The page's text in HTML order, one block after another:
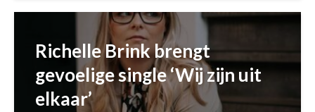
Richelle Brink brengt
gevoelige single ‘Wij zijn uit
elkaar’